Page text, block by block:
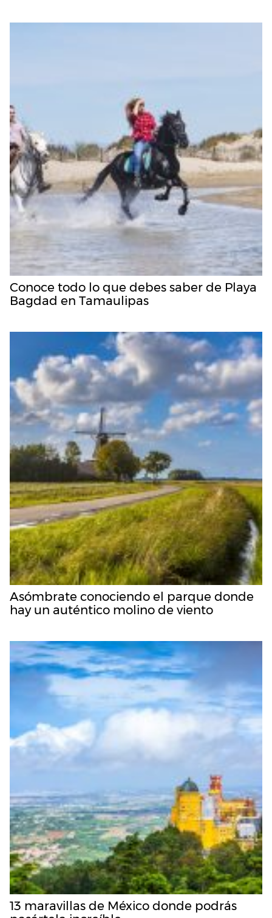
Conoce todo lo que debes saber de Playa
Bagdad en Tamaulipas
Asómbrate conociendo el parque donde
hay un auténtico molino de viento
13 maravillas de México donde podrás